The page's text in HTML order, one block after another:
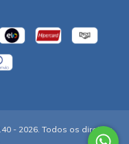
- 2026. Todos os direitos